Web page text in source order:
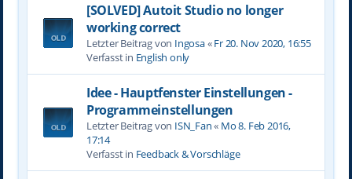
[SOLVED] Autoit Studio no longer
working correct
Letzter Beitrag von Ingosa«Fr 20. Nov 2020, 16:55
Verfasst in English only
Idee - Hauptfenster Einstellungen -
Programmeinstellungen
Letzter Beitrag von ISN_Fan« Mo 8. Feb 2016,
17:14
Verfasst in Feedback & Vorschläge